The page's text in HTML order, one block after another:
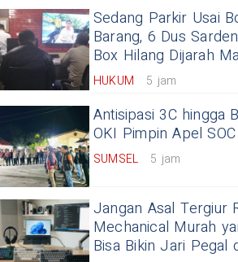
Sedang Parkir Usai
Barang, 6 Dus
Box Hilang Dijarah
HUKUM 5 jam
Antisipasi 3C hingga
OKI Pimpin Apel
SUMSEL 5 jam
Jangan Asal Tergiur
Mechanical Murah
Bisa Bikin Jari Pegal